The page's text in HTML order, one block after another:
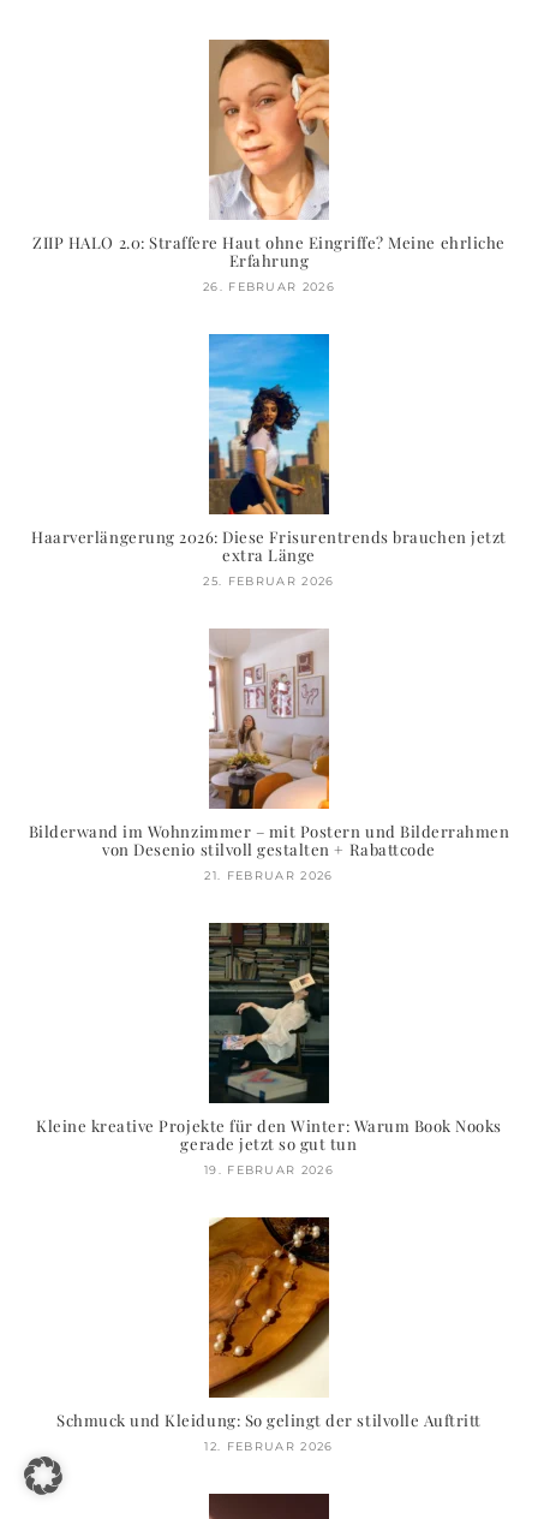
ZIIP HALO 2.0: Straffere Haut ohne Eingriffe? Meine ehrliche
Erfahrung
26. FEBRUAR 2026
Haarverlängerung 2026: Diese Frisurentrends brauchen jetzt
extra Länge
25. FEBRUAR 2026
Bilderwand im Wohnzimmer – mit Postern und Bilderrahmen
von Desenio stilvoll gestalten + Rabattcode
21. FEBRUAR 2026
Kleine kreative Projekte für den Winter: Warum Book Nooks
gerade jetzt so gut tun
19. FEBRUAR 2026
Schmuck und Kleidung: So gelingt der stilvolle Auftritt
12. FEBRUAR 2026